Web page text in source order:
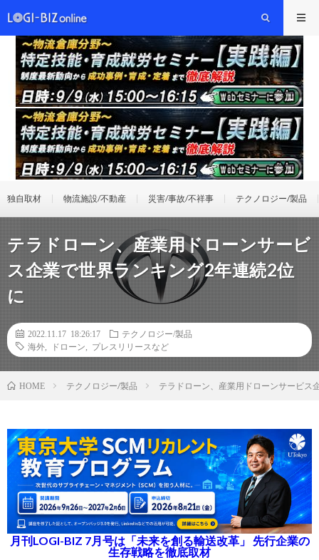
独自取材 物流施設/不動産 災害/事故/不祥事 テクノロジー/製品
テラドローン、産業用ドローンサービ
ス企業で世界ランキング2年連続2位
に
2022.11.17 18:26:17
テクノロジー/製品
海外
ドローン プレスリリースなど
HOME テクノロジー/製品 テラドローン、産業用ドローンサービス
月刊LOGI-BIZ 7月号は「未来を創る輸送改革」 先行企業の
生存戦略を徹底取材